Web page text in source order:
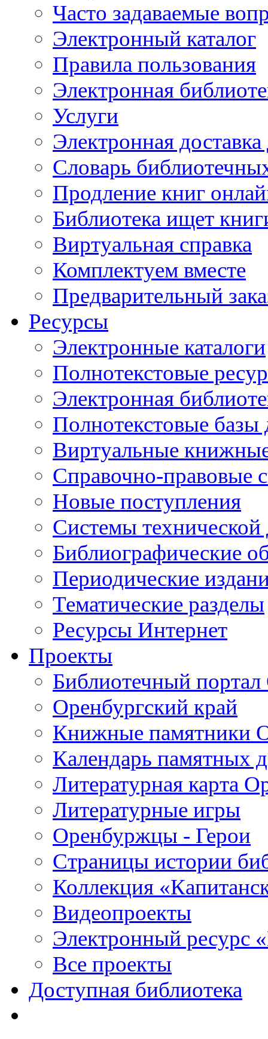
Часто задаваемые
Электронный каталог
Правила пользования
Электронная
Услуги
Электронная
Словарь
Продление книг
Библиотека ищет
Виртуальная справка
Комплектуем вместе
Предварительный
Ресурсы
Электронные каталоги
Полнотекстовые
Электронная
Полнотекстовые
Виртуальные
Справочно-правовые
Новые поступления
Cистемы
Библиографические
Периодические
Тематические разделы
Ресурсы Интернет
Проекты
Библиотечный портал
Оренбургский край
Книжные памятники
Календарь памятных
Литературная карта
Литературные игры
Оренбуржцы - Герои
Страницы истории
Коллекция
Видеопроекты
Электронный ресурс
Все проекты
Доступная библиотека